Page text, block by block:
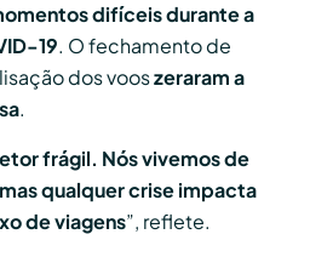
difíceis durante a
19. O fechamento de
dos vooszeraram a
.
frágil. Nós vivemos de
qualquer crise impacta
de viagens”, reflete.